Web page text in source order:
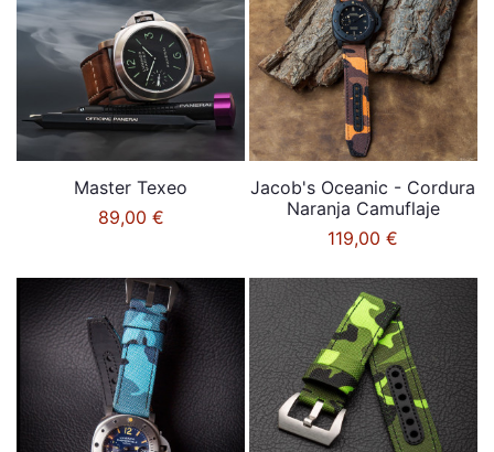
Master Texeo
89,00 €
Jacob's Oceanic - Cordura
Naranja Camuflaje
119,00 €